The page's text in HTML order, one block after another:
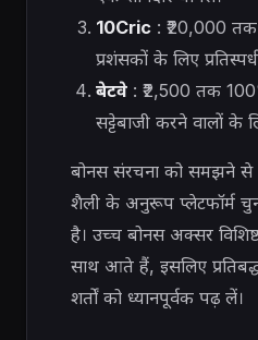
10Cric: ₹20,000 तक
प्रशंसकों के लिए
बेटवे: ₹2,500 तक
सट्टेबाजी करने वालों के
बोनस संरचना को समझने
शैली के अनुरूप प्लेटफॉर्म
है। उच्च बोनस अक्सर
साथ आते हैं, इसलिए
शर्तों को ध्यानपूर्वक पढ़ लें।